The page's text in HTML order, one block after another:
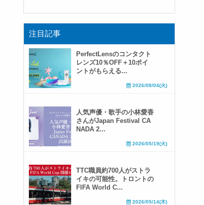
注目記事
PerfectLensのコンタクト
レンズ10％OFF＋10ポイ
ントがもらえる...
2026/08/04(火)
人気声優・歌手の小林愛香
さんがJapan Festival CA
NADA 2...
2026/05/19(火)
TTC職員約700人がストラ
イキの可能性。トロントの
FIFA World C...
2026/05/14(木)